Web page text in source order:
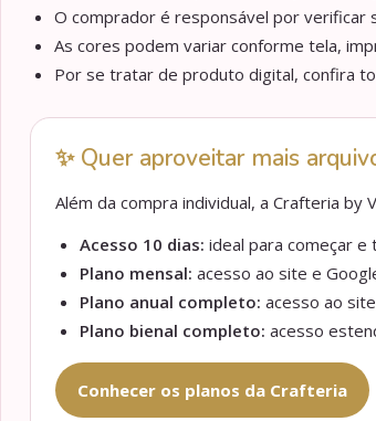
O comprador é responsável por verificar
As cores podem variar conforme tela,
Por se tratar de produto digital, confira
✨ Quer aproveitar mais
Além da compra individual, a Crafteria
Acesso 10 dias: ideal para começar
Plano mensal: acesso ao site e
Plano anual completo: acesso ao
Plano bienal completo: acesso
Conhecer os planos da Crafteria